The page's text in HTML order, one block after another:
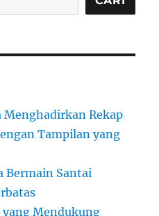
Menghadirkan Rekap
Tampilan yang
Bermain Santai
Mendukung